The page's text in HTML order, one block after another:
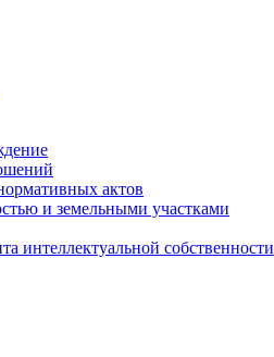
актов
и земельными участками
интеллектуальной собственности